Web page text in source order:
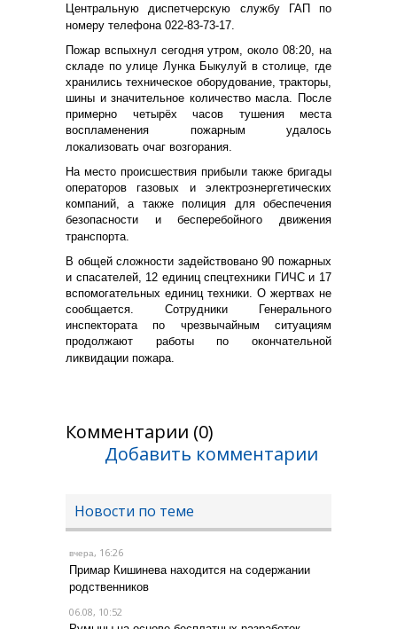
Центральную диспетчерскую службу ГАП по
номеру телефона 022-83-73-17.
Пожар вспыхнул сегодня утром, около 08:20, на
складе по улице Лунка Быкулуй в столице, где
хранились техническое оборудование, тракторы,
шины и значительное количество масла. После
примерно четырёх часов тушения места
воспламенения пожарным удалось
локализовать очаг возгорания.
На место происшествия прибыли также бригады
операторов газовых и электроэнергетических
компаний, а также полиция для обеспечения
безопасности и бесперебойного движения
транспорта.
В общей сложности задействовано 90 пожарных
и спасателей, 12 единиц спецтехники ГИЧС и 17
вспомогательных единиц техники. О жертвах не
сообщается. Сотрудники Генерального
инспектората по чрезвычайным ситуациям
продолжают работы по окончательной
ликвидации пожара.
Комментарии (0)
Добавить комментарии
Новости по теме
вчера, 16:26
Примар Кишинева находится на содержании
родственников
06.08, 10:52